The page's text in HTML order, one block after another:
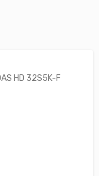
HD 32S5K-F